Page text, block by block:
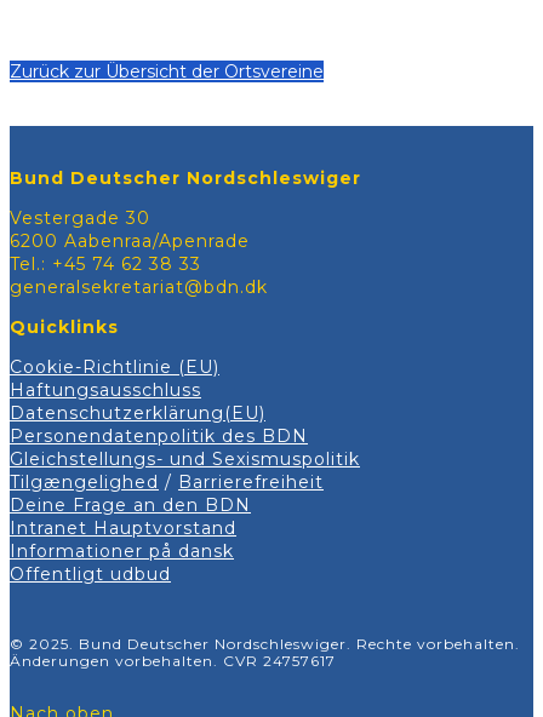
Zurück zur Übersicht der Ortsvereine
Bund Deutscher Nordschleswiger
Vestergade 30
6200 Aabenraa/Apenrade
Tel.: +45 74 62 38 33
generalsekretariat@bdn.dk
Quicklinks
Cookie-Richtlinie (EU)
Haftungsausschluss
Datenschutzerklärung(EU)
Personendatenpolitik des BDN
Gleichstellungs- und Sexismuspolitik
Tilgængelighed / Barrierefreiheit
Deine Frage an den BDN
Intranet Hauptvorstand
Informationer på dansk
Offentligt udbud
© 2025. Bund Deutscher Nordschleswiger. Rechte vorbehalten.
Änderungen vorbehalten. CVR 24757617